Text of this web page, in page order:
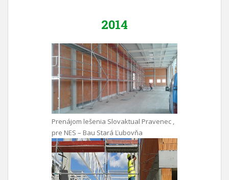
2014
Prenájom lešenia Slovaktual Pravenec ,
pre NES – Bau Stará Ľubovňa